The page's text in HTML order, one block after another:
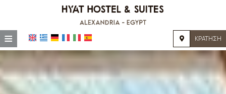
≡ ΚΡΆΤΗΣΗ
ΑΡΧΙΚΉ
ΤΟΠΟΘΕΣΊΑ